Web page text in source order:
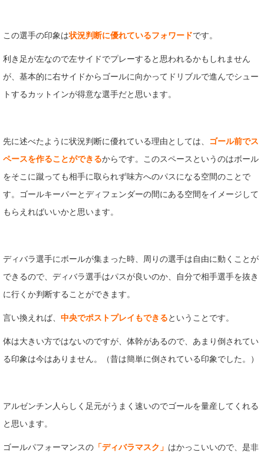
この選手の印象は状況判断に優れているフォワードです。
利き足が左なので左サイドでプレーすると思われるかもしれません
が、基本的に右サイドからゴールに向かってドリブルで進んでシュー
トするカットインが得意な選手だと思います。
先に述べたように状況判断に優れている理由としては、 ゴール前でス
ペースを作ることができるからです。このスペースというのはボール
をそこに蹴っても相手に取られず味方へのパスになる空間のことで
す。ゴールキーパーとディフェンダーの間にある空間をイメージして
もらえればいいかと思います。
ディバラ選手にボールが集まった時、周りの選手は自由に動くことが
できるので、ディバラ選手はパスが良いのか、自分で相手選手を抜き
に行くか判断することができます。
言い換えれば、 中央でポストプレイもできるということです。
体は大きい方ではないのですが、体幹があるので、あまり倒されてい
る印象は今はありません。（昔は簡単に倒されている印象でした。）
アルゼンチン人らしく足元がうまく速いのでゴールを量産してくれる
と思います。
ゴールパフォーマンスの 「ディバラマスク」 はかっこいいので、是非